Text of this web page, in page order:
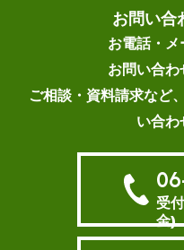
お問い合
お電話・
お問い合わ
ご相談・資料請求など
い合わ
受
金)